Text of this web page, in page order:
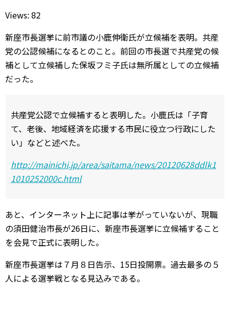
Views: 82
新座市長選挙に前市議の小鹿伸衛氏が立候補を表明。共産
党の公認候補になるとのこと。前回の市長選で共産党の候
補として立候補した保坂フミ子氏は無所属としての立候補
だった。
共産党公認で立候補すると表明した。小鹿氏は「子育
て、老後、地域経済を応援する市民に役立つ行政にした
い」などと述べた。
http://mainichi.jp/area/saitama/news/20120628ddlk1
1010252000c.html
あと、インターネット上に記事は挙がっていないが、現職
の須田健治市長が26日に、新座市長選挙に立候補すること
を会見で正式に表明した。
新座市長選挙は７月８日告示、15日投開票。過去最多の５
人による選挙戦となる見込みである。